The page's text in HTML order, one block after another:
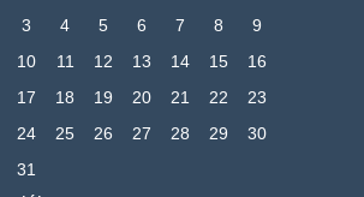
3
4 5 6 7 8
9
10
11 12 13 14 15
16
17
18 19 20 21 22
23
24
25 26 27 28 29
30
31